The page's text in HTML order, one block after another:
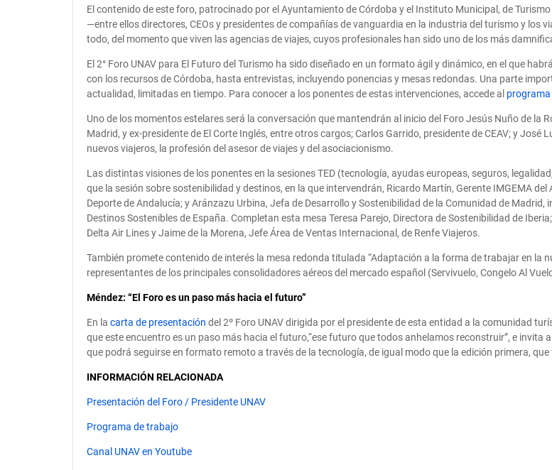
El contenido de este foro, patrocinado por el Ayuntamiento de Córdoba y el Instituto Municipal, de
—entre ellos directores, CEOs y presidentes de compañías de vanguardia en la industria del turismo y los
todo, del momento que viven las agencias de viajes, cuyos profesionales han sido uno de los más
El 2° Foro UNAV para El Futuro del Turismo ha sido diseñado en un formato ágil y dinámico, en el que
con los recursos de Córdoba, hasta entrevistas, incluyendo ponencias y mesas redondas. Una parte
actualidad, limitadas en tiempo. Para conocer a los ponentes de estas intervenciones, accede al
Uno de los momentos estelares será la conversación que mantendrán al inicio del Foro Jesús Nuño de la
Madrid, y ex-presidente de El Corte Inglés, entre otros cargos; Carlos Garrido, presidente de CEAV; y José
nuevos viajeros, la profesión del asesor de viajes y del asociacionismo.
Las distintas visiones de los ponentes en la sesiones TED (tecnología, ayudas europeas, seguros,
que la sesión sobre sostenibilidad y destinos, en la que intervendrán, Ricardo Martín, Gerente IMGEMA
Deporte de Andalucía; y Aránzazu Urbina, Jefa de Desarrollo y Sostenibilidad de la Comunidad de
Destinos Sostenibles de España. Completan esta mesa Teresa Parejo, Directora de Sostenibilidad de
Delta Air Lines y Jaime de la Morena, Jefe Área de Ventas Internacional, de Renfe Viajeros.
También promete contenido de interés la mesa redonda titulada “Adaptación a la forma de trabajar en la
representantes de los principales consolidadores aéreos del mercado español (Servivuelo, Congelo Al
Méndez: “El Foro es un paso más hacia el futuro”
En la carta de presentación del 2º Foro UNAV dirigida por el presidente de esta entidad a la comunidad
que este encuentro es un paso más hacia el futuro,“ese futuro que todos anhelamos reconstruir”, e
que podrá seguirse en formato remoto a través de la tecnología, de igual modo que la edición primera,
INFORMACIÓN RELACIONADA
Presentación del Foro / Presidente UNAV
Programa de trabajo
Canal UNAV en Youtube